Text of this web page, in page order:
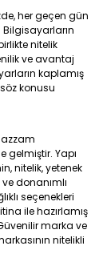
her geçen gün
Bilgisayarların
nitelik
ve avantaj
kaplamış
konusu
gelmiştir. Yapı
nitelik, yetenek
donanımlı
seçenekleri
ile hazırlamış
marka ve
nitelikli